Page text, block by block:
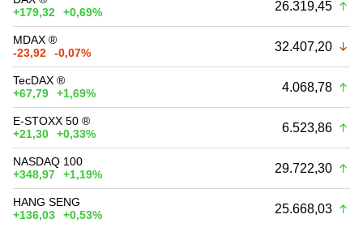
+179,32
+0,69% 26.319,45
MDAX ®
-23,92
-0,07% 32.407,20
TecDAX ®
+67,79
+1,69% 4.068,78
E-STOXX 50 ®
+21,30
+0,33% 6.523,86
NASDAQ 100
+348,97
+1,19% 29.722,30
HANG SENG
+136,03
+0,53% 25.668,03